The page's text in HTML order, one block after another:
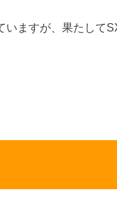
ますが、果たして